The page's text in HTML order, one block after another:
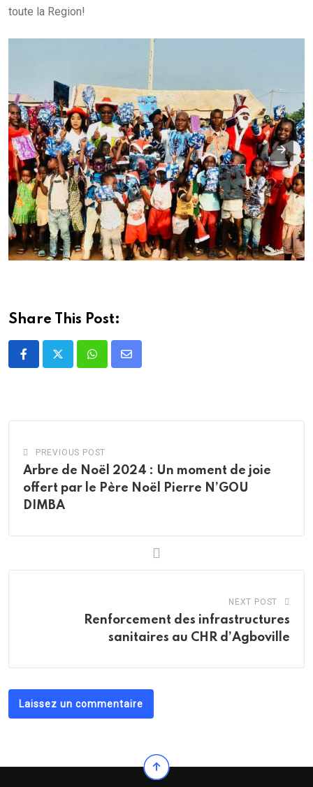
toute la Region!
Share This Post:
WhatsappShare
PREVIOUS POST
Arbre de Noël 2024 : Un moment de joie
offert par le Père Noël Pierre N’GOU
DIMBA
NEXT POST
Renforcement des infrastructures
sanitaires au CHR d’Agboville
Laissez un commentaire